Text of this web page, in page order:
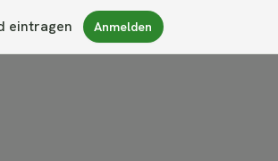
eintragen Anmelden